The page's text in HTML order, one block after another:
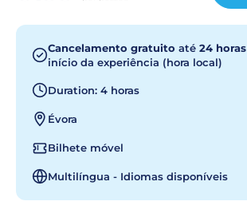
Cancelamento gratuito até 24 horas
início da experiência (hora local)
Duration: 4 horas
Évora
Bilhete móvel
Multilíngua - Idiomas disponíveis